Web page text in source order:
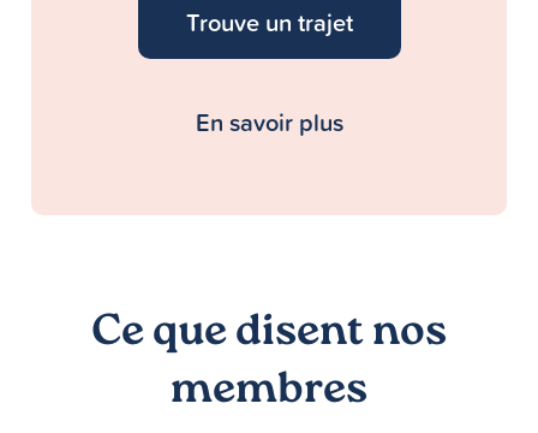
Trouve un trajet
En savoir plus
Ce que disent nos
membres